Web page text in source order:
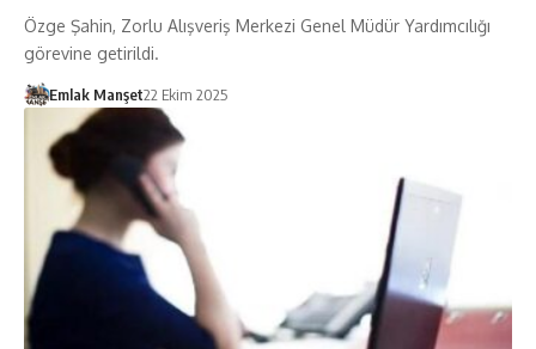
Özge Şahin, Zorlu Alışveriş Merkezi Genel Müdür Yardımcılığı
görevine getirildi.
Emlak Manşet22 Ekim 2025